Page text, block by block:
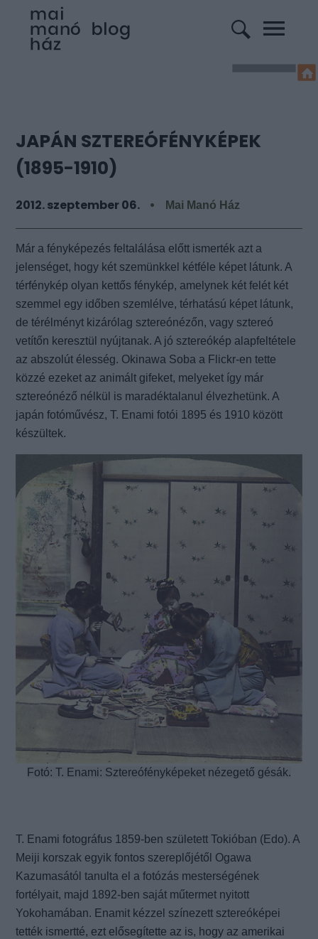
JAPÁN SZTEREÓFÉNYKÉPEK
(1895-1910)
2012. szeptember 06. Mai Manó Ház
Már a fényképezés feltalálása előtt ismerték azt a
jelenséget, hogy két szemünkkel kétféle képet látunk. A
térfénykép olyan kettős fénykép, amelynek két felét két
szemmel egy időben szemlélve, térhatású képet látunk,
de térélményt kizárólag sztereónézőn, vagy sztereó
vetítőn keresztül nyújtanak. A jó sztereókép alapfeltétele
az abszolút élesség. Okinawa Soba a Flickr-en tette
közzé ezeket az animált gifeket, melyeket így már
sztereónéző nélkül is maradéktalanul élvezhetünk. A
japán fotóművész, T. Enami fotói 1895 és 1910 között
készültek.
Fotó: T. Enami: Sztereófényképeket nézegető gésák.
T. Enami fotográfus 1859-ben született Tokióban (Edo). A
Meiji korszak egyik fontos szereplőjétől Ogawa
Kazumasától tanulta el a fotózás mesterségének
fortélyait, majd 1892-ben saját műtermet nyitott
Yokohamában. Enamit kézzel színezett sztereóképei
tették ismertté, ezt elősegítette az is, hogy az amerikai